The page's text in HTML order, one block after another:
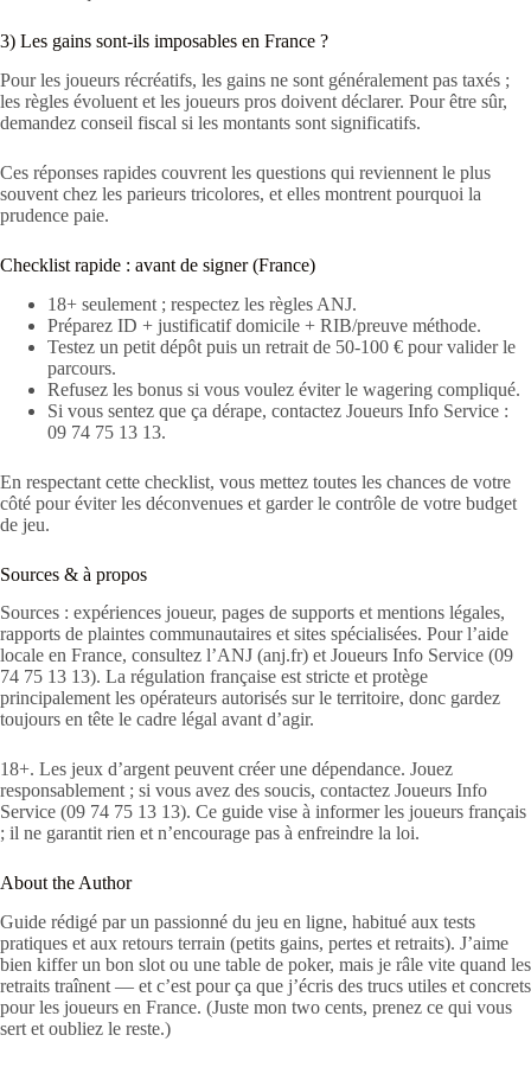
3) Les gains sont‑ils imposables en France ?
Pour les joueurs récréatifs, les gains ne sont généralement pas taxés ;
les règles évoluent et les joueurs pros doivent déclarer. Pour être sûr,
demandez conseil fiscal si les montants sont significatifs.
Ces réponses rapides couvrent les questions qui reviennent le plus
souvent chez les parieurs tricolores, et elles montrent pourquoi la
prudence paie.
Checklist rapide : avant de signer (France)
18+ seulement ; respectez les règles ANJ.
Préparez ID + justificatif domicile + RIB/preuve méthode.
Testez un petit dépôt puis un retrait de 50-100 € pour valider le
parcours.
Refusez les bonus si vous voulez éviter le wagering compliqué.
Si vous sentez que ça dérape, contactez Joueurs Info Service :
09 74 75 13 13.
En respectant cette checklist, vous mettez toutes les chances de votre
côté pour éviter les déconvenues et garder le contrôle de votre budget
de jeu.
Sources & à propos
Sources : expériences joueur, pages de supports et mentions légales,
rapports de plaintes communautaires et sites spécialisées. Pour l’aide
locale en France, consultez l’ANJ (anj.fr) et Joueurs Info Service (09
74 75 13 13). La régulation française est stricte et protège
principalement les opérateurs autorisés sur le territoire, donc gardez
toujours en tête le cadre légal avant d’agir.
18+. Les jeux d’argent peuvent créer une dépendance. Jouez
responsablement ; si vous avez des soucis, contactez Joueurs Info
Service (09 74 75 13 13). Ce guide vise à informer les joueurs français
; il ne garantit rien et n’encourage pas à enfreindre la loi.
About the Author
Guide rédigé par un passionné du jeu en ligne, habitué aux tests
pratiques et aux retours terrain (petits gains, pertes et retraits). J’aime
bien kiffer un bon slot ou une table de poker, mais je râle vite quand les
retraits traînent — et c’est pour ça que j’écris des trucs utiles et concrets
pour les joueurs en France. (Juste mon two cents, prenez ce qui vous
sert et oubliez le reste.)